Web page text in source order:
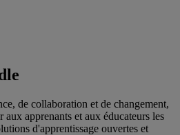
de collaboration et de changement,
aux apprenants et aux éducateurs les
d'apprentissage ouvertes et